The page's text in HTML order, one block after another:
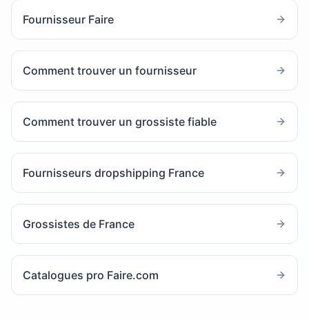
Fournisseur Faire
Comment trouver un fournisseur
Comment trouver un grossiste fiable
Fournisseurs dropshipping France
Grossistes de France
Catalogues pro Faire.com